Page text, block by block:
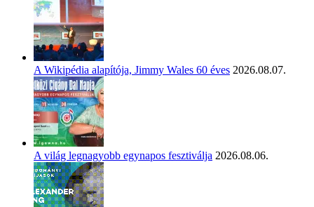
A Wikipédia alapítója, Jimmy Wales 60 éves 2026.08.07.
A világ legnagyobb egynapos fesztiválja 2026.08.06.